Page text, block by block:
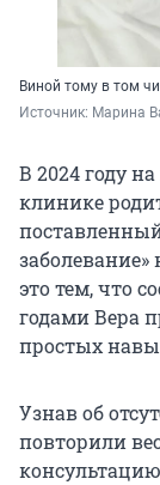
Виной тому в том
Источник: Марина
В 2024 году
клинике
это тем, что
годами Вера
простых
Узнав об
повторили